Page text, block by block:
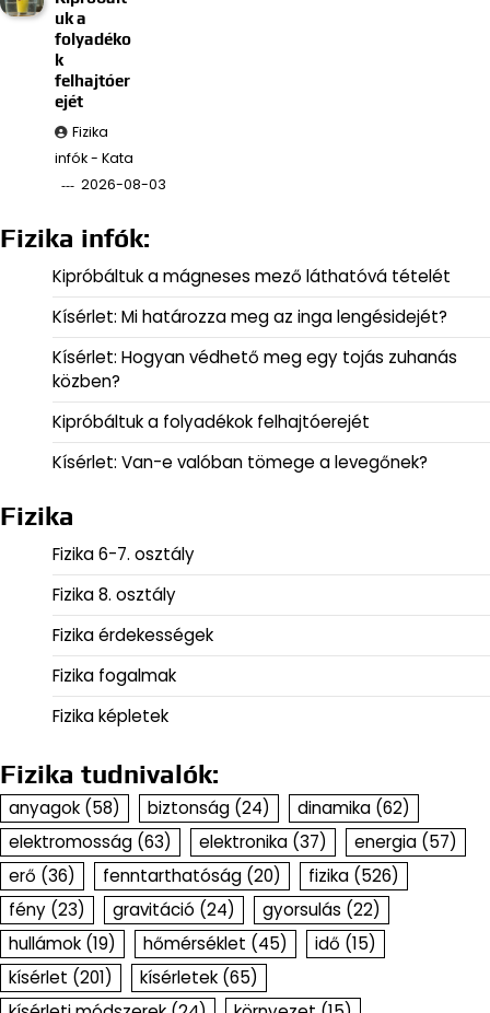
uk a
folyadéko
k
felhajtóer
ejét
Fizika
infók - Kata
2026-08-03
Fizika infók:
Kipróbáltuk a mágneses mező láthatóvá tételét
Kísérlet: Mi határozza meg az inga lengésidejét?
Kísérlet: Hogyan védhető meg egy tojás zuhanás
közben?
Kipróbáltuk a folyadékok felhajtóerejét
Kísérlet: Van-e valóban tömege a levegőnek?
Fizika
Fizika 6-7. osztály
Fizika 8. osztály
Fizika érdekességek
Fizika fogalmak
Fizika képletek
Fizika tudnivalók:
anyagok (58) biztonság (24) dinamika (62)
elektromosság (63) elektronika (37) energia (57)
erő (36) fenntarthatóság (20) fizika (526)
fény (23) gravitáció (24) gyorsulás (22)
hullámok (19) hőmérséklet (45) idő (15)
kísérlet (201) kísérletek (65)